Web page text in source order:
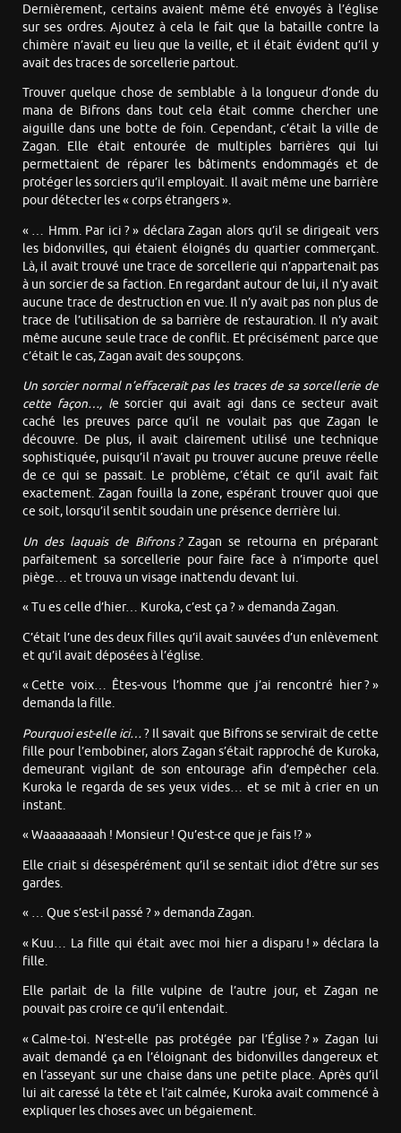
Dernièrement, certains avaient même été envoyés à l’église
sur ses ordres. Ajoutez à cela le fait que la bataille contre la
chimère n’avait eu lieu que la veille, et il était évident qu’il y
avait des traces de sorcellerie partout.
Trouver quelque chose de semblable à la longueur d’onde du
mana de Bifrons dans tout cela était comme chercher une
aiguille dans une botte de foin. Cependant, c’était la ville de
Zagan. Elle était entourée de multiples barrières qui lui
permettaient de réparer les bâtiments endommagés et de
protéger les sorciers qu’il employait. Il avait même une barrière
pour détecter les « corps étrangers ».
« … Hmm. Par ici ? » déclara Zagan alors qu’il se dirigeait vers
les bidonvilles, qui étaient éloignés du quartier commerçant.
Là, il avait trouvé une trace de sorcellerie qui n’appartenait pas
à un sorcier de sa faction. En regardant autour de lui, il n’y avait
aucune trace de destruction en vue. Il n’y avait pas non plus de
trace de l’utilisation de sa barrière de restauration. Il n’y avait
même aucune seule trace de conflit. Et précisément parce que
c’était le cas, Zagan avait des soupçons.
Un sorcier normal n’effacerait pas les traces de sa sorcellerie de
cette façon…, le sorcier qui avait agi dans ce secteur avait
caché les preuves parce qu’il ne voulait pas que Zagan le
découvre. De plus, il avait clairement utilisé une technique
sophistiquée, puisqu’il n’avait pu trouver aucune preuve réelle
de ce qui se passait. Le problème, c’était ce qu’il avait fait
exactement. Zagan fouilla la zone, espérant trouver quoi que
ce soit, lorsqu’il sentit soudain une présence derrière lui.
Un des laquais de Bifrons ? Zagan se retourna en préparant
parfaitement sa sorcellerie pour faire face à n’importe quel
piège… et trouva un visage inattendu devant lui.
« Tu es celle d’hier… Kuroka, c’est ça ? » demanda Zagan.
C’était l’une des deux filles qu’il avait sauvées d’un enlèvement
et qu’il avait déposées à l’église.
« Cette voix… Êtes-vous l’homme que j’ai rencontré hier ? »
demanda la fille.
Pourquoi est-elle ici…? Il savait que Bifrons se servirait de cette
fille pour l’embobiner, alors Zagan s’était rapproché de Kuroka,
demeurant vigilant de son entourage afin d’empêcher cela.
Kuroka le regarda de ses yeux vides… et se mit à crier en un
instant.
« Waaaaaaaaah ! Monsieur ! Qu’est-ce que je fais !? »
Elle criait si désespérément qu’il se sentait idiot d’être sur ses
gardes.
« … Que s’est-il passé ? » demanda Zagan.
« Kuu… La fille qui était avec moi hier a disparu ! » déclara la
fille.
Elle parlait de la fille vulpine de l’autre jour, et Zagan ne
pouvait pas croire ce qu’il entendait.
« Calme-toi. N’est-elle pas protégée par l’Église ? » Zagan lui
avait demandé ça en l’éloignant des bidonvilles dangereux et
en l’asseyant sur une chaise dans une petite place. Après qu’il
lui ait caressé la tête et l’ait calmée, Kuroka avait commencé à
expliquer les choses avec un bégaiement.